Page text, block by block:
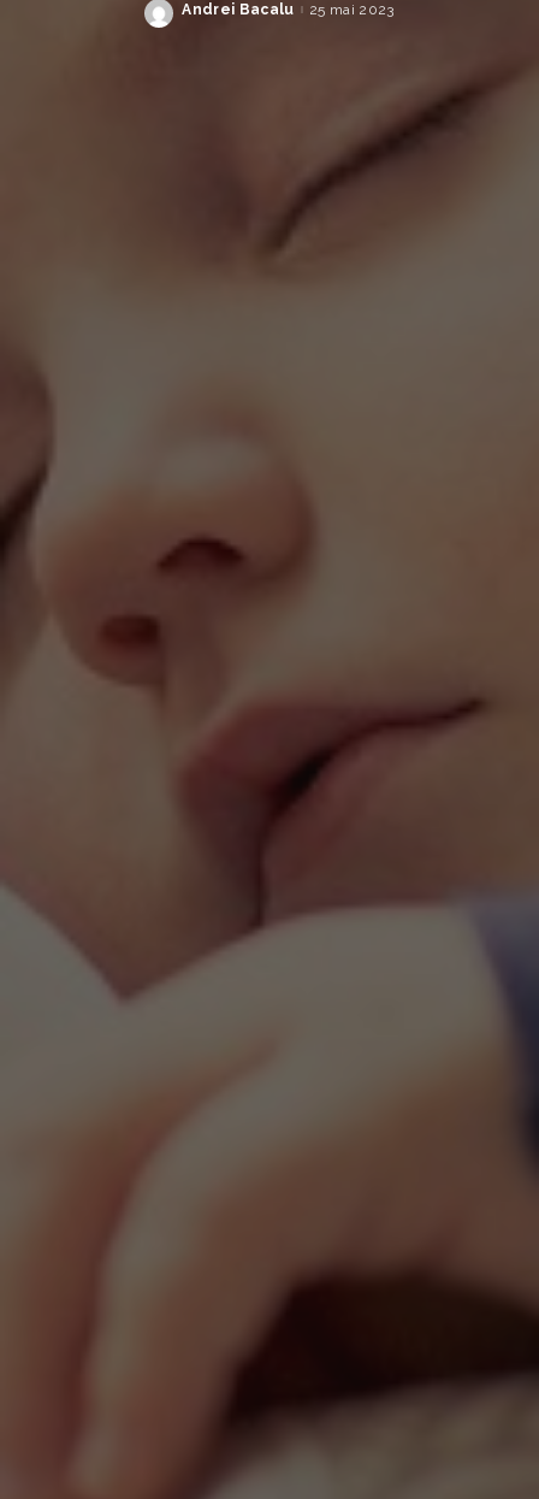
Posted
Andrei Bacalu 25 mai 2023